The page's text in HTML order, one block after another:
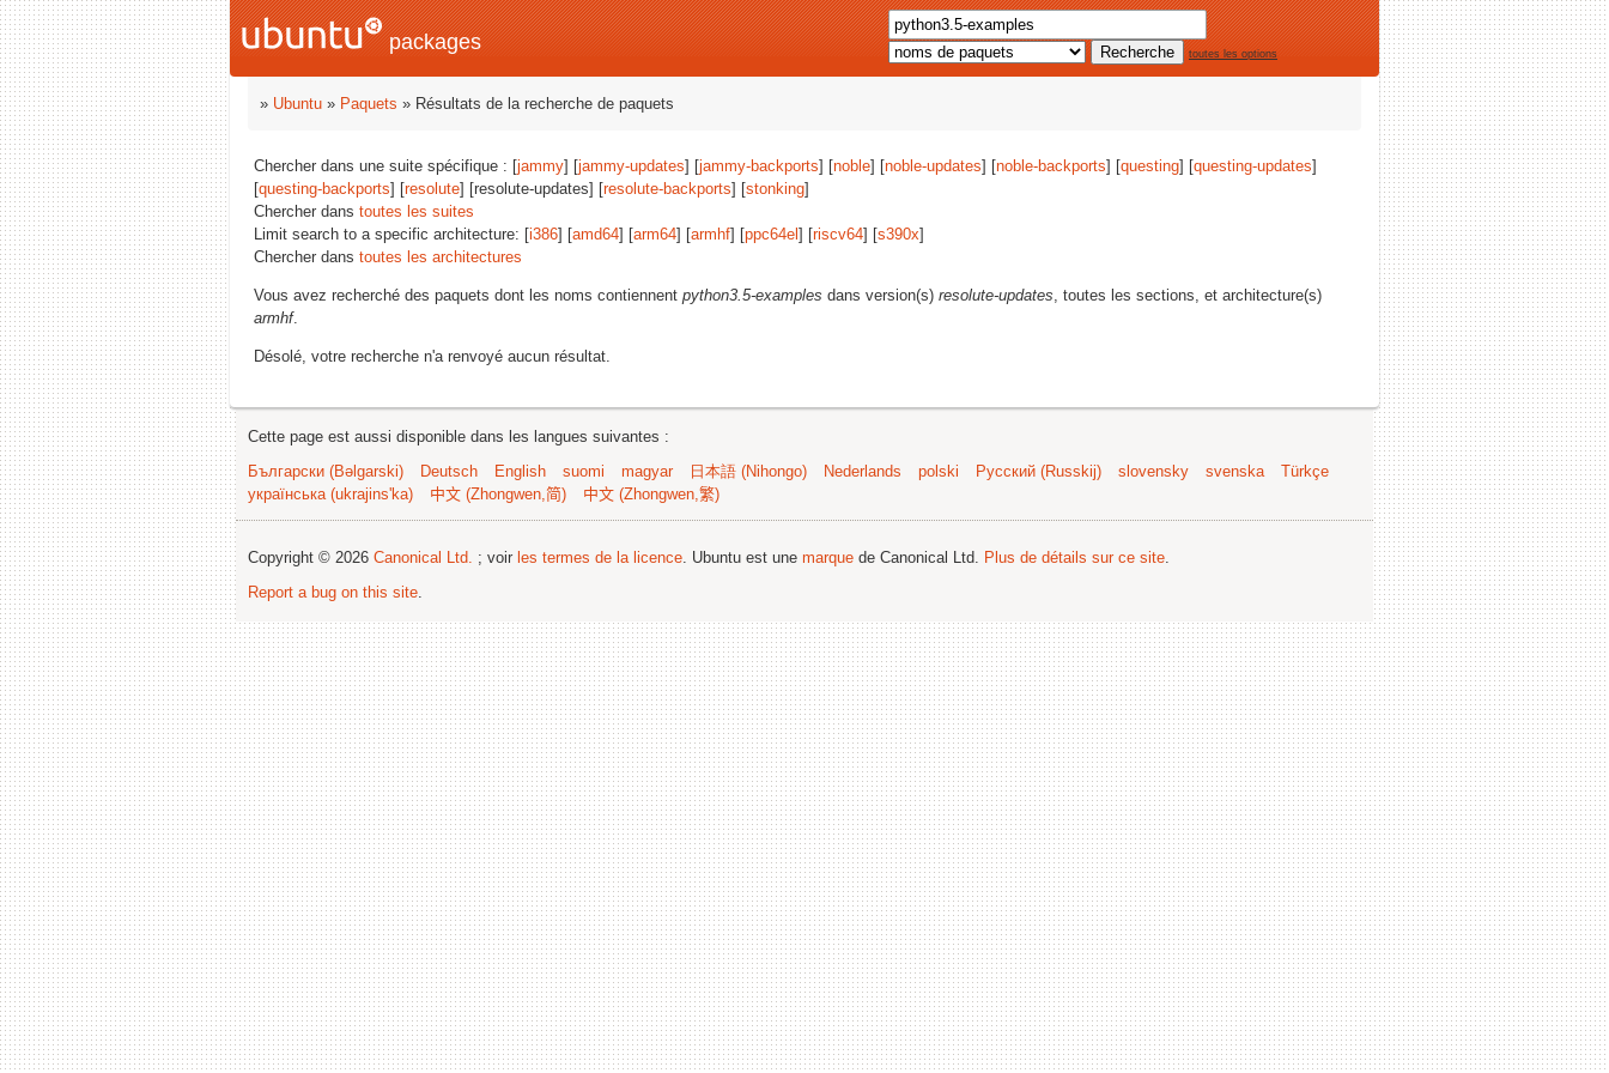
packages toutes les options
» Ubuntu » Paquets » Résultats de la recherche de paquets
Chercher dans une suite spécifique : [jammy] [jammy-updates] [jammy-backports] [noble] [noble-updates] [noble-backports] [questing] [questing-updates]
[questing-backports] [resolute] [resolute-updates] [resolute-backports] [stonking]
Chercher dans toutes les suites
Limit search to a specific architecture: [i386] [amd64] [arm64] [armhf] [ppc64el ] [riscv64] [s390x]
Chercher dans toutes les architectures
Vous avez recherché des paquets dont les noms contiennent python3.5-examples dans version(s) resolute-updates, toutes les sections, et architecture(s)
armhf.
Désolé, votre recherche n'a renvoyé aucun résultat.
Cette page est aussi disponible dans les langues suivantes :
Български (Bəlgarski)
Deutsch English suomi magyar 日本語 (Nihongo) Nederlands polski Русский (Russkij) slovensky svenska
Türkçe
українська (ukrajins'ka)
中文 (Zhongwen,简) 中文 (Zhongwen,繁)
Copyright © 2026 Canonical Ltd. ; voir les termes de la licence. Ubuntu est une marque de Canonical Ltd. Plus de détails sur ce site.
Report a bug on this site.